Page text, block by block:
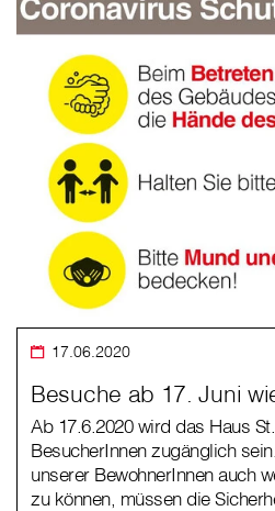
17.06.2020
Besuche ab 17. Juni
Ab 17.6.2020 wird das Haus
BesucherInnen zugänglich
unserer BewohnerInnen auch
zu können, müssen die